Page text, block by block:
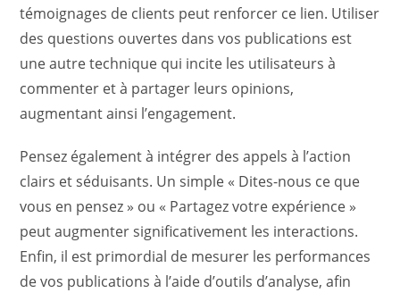
témoignages de clients peut renforcer ce lien. Utiliser
des questions ouvertes dans vos publications est
une autre technique qui incite les utilisateurs à
commenter et à partager leurs opinions,
augmentant ainsi l’engagement.
Pensez également à intégrer des appels à l’action
clairs et séduisants. Un simple « Dites-nous ce que
vous en pensez » ou « Partagez votre expérience »
peut augmenter significativement les interactions.
Enfin, il est primordial de mesurer les performances
de vos publications à l’aide d’outils d’analyse, afin